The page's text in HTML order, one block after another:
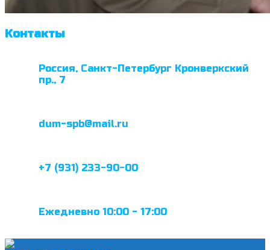
Контакты
Россия, Санкт-Петербург Кронверкский
пр., 7
dum-spb@mail.ru
+7 (931) 233-90-00
Ежедневно 10:00 - 17:00